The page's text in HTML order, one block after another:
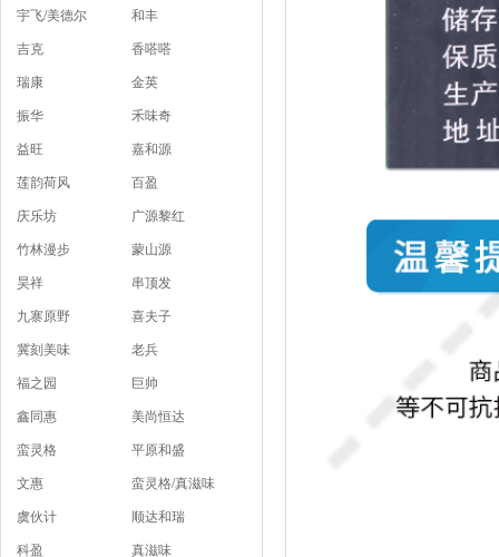
宇飞/美德尔
和丰
吉克
香嗒嗒
瑞康
金英
振华
禾味奇
益旺
嘉和源
莲韵荷风
百盈
庆乐坊
广源黎红
竹林漫步
蒙山源
昊祥
串顶发
九寨原野
喜夫子
冀刻美味
老兵
福之园
巨帅
鑫同惠
美尚恒达
蛮灵格
平原和盛
文惠
蛮灵格/真滋味
虞伙计
顺达和瑞
科盈
真滋味